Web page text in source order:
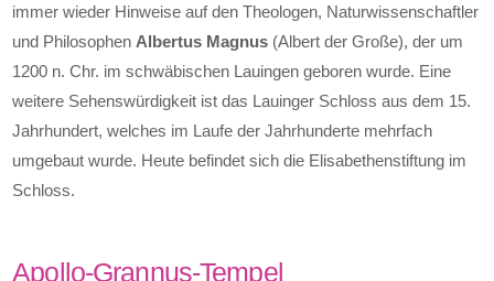
immer wieder Hinweise auf den Theologen, Naturwissenschaftler
und Philosophen Albertus Magnus (Albert der Große), der um
1200 n. Chr. im schwäbischen Lauingen geboren wurde. Eine
weitere Sehenswürdigkeit ist das Lauinger Schloss aus dem 15.
Jahrhundert, welches im Laufe der Jahrhunderte mehrfach
umgebaut wurde. Heute befindet sich die Elisabethenstiftung im
Schloss.
Apollo-Grannus-Tempel